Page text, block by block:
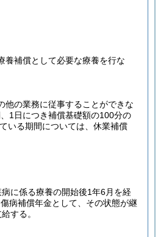
養補償として必要な療養を行な
他の業務に従事することができな
1日につき補償基礎額の100分の
いる期間については、休業補償
に係る療養の開始後1年6月を経
病補償年金として、その状態が継
する。